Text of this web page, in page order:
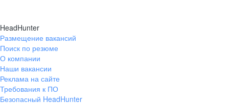
HeadHunter
Размещение вакансий
Поиск по резюме
О компании
Наши вакансии
Реклама на сайте
Требования к ПО
Безопасный HeadHunter